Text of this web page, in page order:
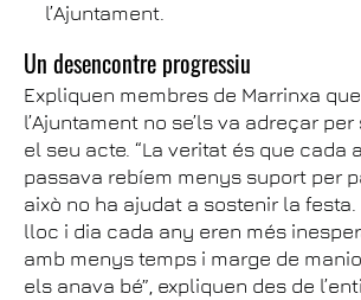
l’Ajuntament.
Un desencontre progressiu
Expliquen membres de Marrinxa
l’Ajuntament no se’ls va adreçar
el seu acte. “La veritat és que cada
passava rebíem menys suport per
això no ha ajudat a sostenir la
lloc i dia cada any eren més
amb menys temps i marge de
els anava bé”, expliquen des de